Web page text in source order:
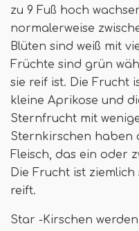
zu 9 Fuß hoch
normalerweise
Blüten sind weiß mit
Früchte sind grün
sie reif ist. Die Frucht
kleine Aprikose und
Sternfrucht mit
Sternkirschen haben
Fleisch, das ein oder
Die Frucht ist
reift.
Star -Kirschen